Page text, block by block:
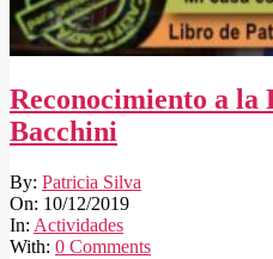
Reconocimiento a la
Bacchini
2019-
12-
10
By: Patricia Silva
On: 10/12/2019
In: Actividades
With: 0 Comments